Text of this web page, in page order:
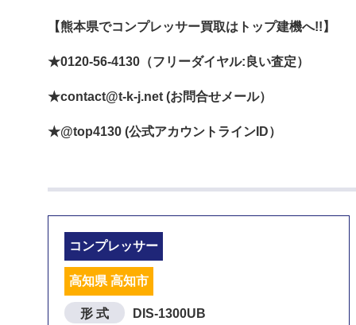
【熊本県でコンプレッサー買取はトップ建機へ!!】
★0120-56-4130（フリーダイヤル:良い査定）
★contact@t-k-j.net (お問合せメール）
★@top4130 (公式アカウントラインID）
コンプレッサー
高知県 高知市
形 式 DIS-1300UB